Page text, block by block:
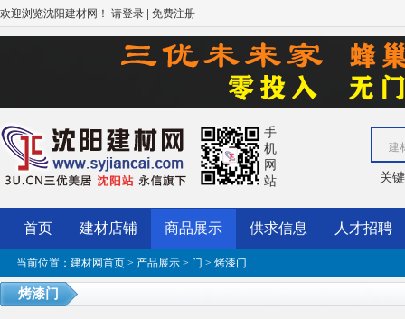
欢迎浏览沈阳建材网！ 请登录 | 免费注册
手
机
网
站
建
关
首页 建材店铺 商品展示 供求信息 人才招聘
当前位置： 建材网首页 > 产品展示 > 门 > 烤漆门
烤漆门